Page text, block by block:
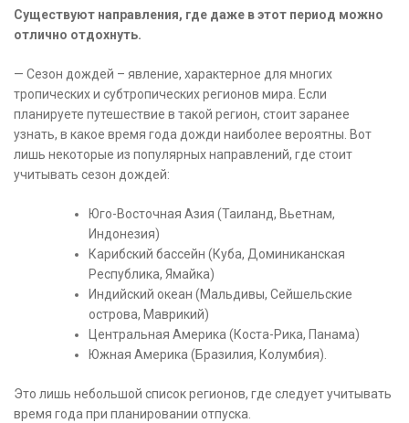
Существуют направления, где даже в этот период можно
отлично отдохнуть.
— Сезон дождей – явление, характерное для многих
тропических и субтропических регионов мира. Если
планируете путешествие в такой регион, стоит заранее
узнать, в какое время года дожди наиболее вероятны. Вот
лишь некоторые из популярных направлений, где стоит
учитывать сезон дождей:
Юго-Восточная Азия (Таиланд, Вьетнам,
Индонезия)
Карибский бассейн (Куба, Доминиканская
Республика, Ямайка)
Индийский океан (Мальдивы, Сейшельские
острова, Маврикий)
Центральная Америка (Коста-Рика, Панама)
Южная Америка (Бразилия, Колумбия).
Это лишь небольшой список регионов, где следует учитывать
время года при планировании отпуска.